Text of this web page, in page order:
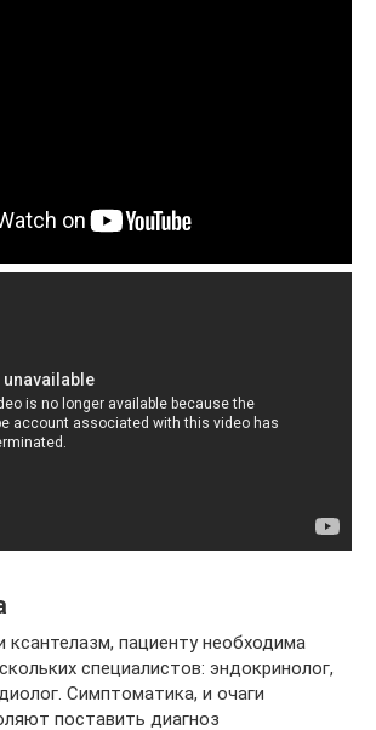
ксантелазм, пациенту необходима
специалистов: эндокринолог,
Симптоматика, и очаги
поставить диагноз